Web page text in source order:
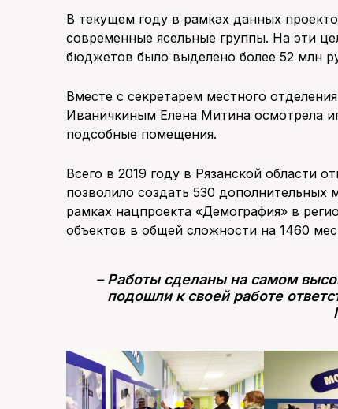
В текущем году в рамках данных
современные ясельные группы. На эти
бюджетов было выделено более 52 млн
Вместе с секретарем местного
Иваничкиным Елена Митина осмотрела
подсобные помещения.
Всего в 2019 году в Рязанской области
позволило создать 530 дополнительных
рамках нацпроекта «Демография» в
объектов в общей сложности на 1460
– Работы сделаны на самом
подошли к своей работе